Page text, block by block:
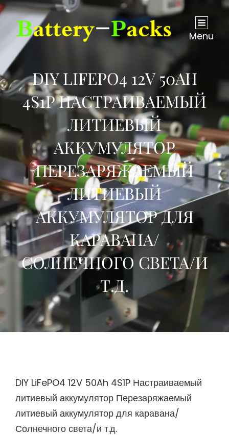
Menu
DIY LIFEPO4 12V 50AH
4S1P НАСТРАИВАЕМЫЙ
ЛИТИЕВЫЙ
АККУМУЛЯТОР
ПЕРЕЗАРЯЖАЕМЫЙ
ЛИТИЕВЫЙ
АККУМУЛЯТОР ДЛЯ
КАРАВАНА/
СОЛНЕЧНОГО СВЕТА/И
Т.Д.
DIY LiFePO4 12V 50Ah 4S1P Настраиваемый
литиевый аккумулятор Перезаряжаемый
литиевый аккумулятор для каравана/
Солнечного света/и т.д.